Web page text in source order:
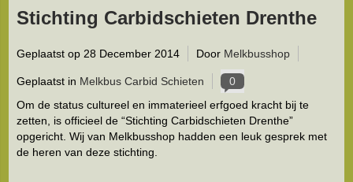
Stichting Carbidschieten Drenthe
Geplaatst op 28 December 2014 Door Melkbusshop
Geplaatst in Melkbus Carbid Schieten
0
Om de status cultureel en immaterieel erfgoed kracht bij te
zetten, is officieel de “Stichting Carbidschieten Drenthe”
opgericht. Wij van Melkbusshop hadden een leuk gesprek met
de heren van deze stichting.